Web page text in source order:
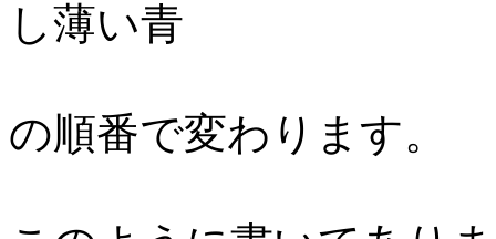
し薄い青
の順番で変わります。